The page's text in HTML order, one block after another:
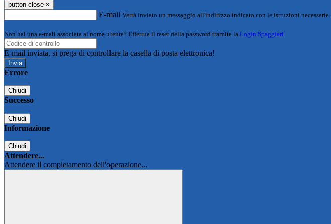
button close ×
E-mail Verrà inviato un messaggio all'indirizzo indicato con le istruzioni necessarie.
Non hai una e-mail associata al nome utente? Effettua il reset della password tramite la Login Spaggiari
E-mail inviata, si prega di controllare la casella di posta elettronica!
Errore
Chiudi
Successo
Chiudi
Informazione
Chiudi
Attendere...
Attendere il completamento dell'operazione...